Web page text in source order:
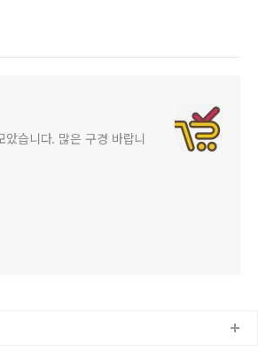
았습니다. 많은 구경 바랍니